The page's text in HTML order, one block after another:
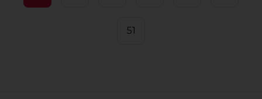
51